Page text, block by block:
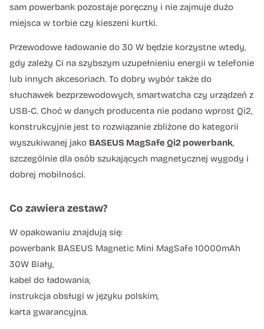
sam powerbank pozostaje poręczny i nie zajmuje dużo
miejsca w torbie czy kieszeni kurtki.
Przewodowe ładowanie do 30 W będzie korzystne wtedy,
gdy zależy Ci na szybszym uzupełnieniu energii w telefonie
lub innych akcesoriach. To dobry wybór także do
słuchawek bezprzewodowych, smartwatcha czy urządzeń z
USB-C. Choć w danych producenta nie podano wprost Qi2,
konstrukcyjnie jest to rozwiązanie zbliżone do kategorii
wyszukiwanej jako BASEUS MagSafe Qi2 powerbank,
szczególnie dla osób szukających magnetycznej wygody i
dobrej mobilności.
Co zawiera zestaw?
W opakowaniu znajdują się:
powerbank BASEUS Magnetic Mini MagSafe 10000mAh
30W Biały,
kabel do ładowania,
instrukcja obsługi w języku polskim,
karta gwarancyjna.